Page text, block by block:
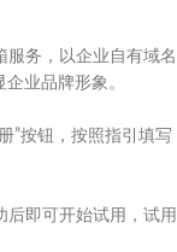
服务，以企业自有域名
业品牌形象。
”按钮，按照指引填写
后即可开始试用，试用